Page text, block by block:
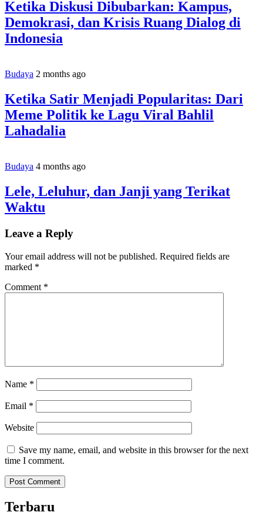
Ketika Diskusi Dibubarkan: Kampus,
Demokrasi, dan Krisis Ruang Dialog di
Indonesia
Budaya 2 months ago
Ketika Satir Menjadi Popularitas: Dari
Meme Politik ke Lagu Viral Bahlil
Lahadalia
Budaya 4 months ago
Lele, Leluhur, dan Janji yang Terikat
Waktu
Leave a Reply
Your email address will not be published. Required fields are
marked *
Comment *
Name *
Email *
Website
Save my name, email, and website in this browser for the next
time I comment.
Terbaru